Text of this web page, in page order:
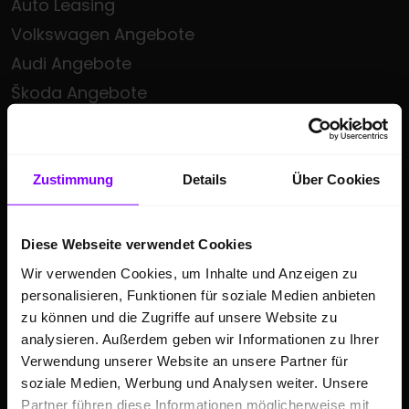
Zustimmung Details Über Cookies
Diese Webseite verwendet Cookies
Wir verwenden Cookies, um Inhalte und Anzeigen zu
personalisieren, Funktionen für soziale Medien anbieten
zu können und die Zugriffe auf unsere Website zu
analysieren. Außerdem geben wir Informationen zu Ihrer
Verwendung unserer Website an unsere Partner für
soziale Medien, Werbung und Analysen weiter. Unsere
Partner führen diese Informationen möglicherweise mit
Auto Leasing
Volkswagen Angebote
Audi Angebote
Škoda Angebote
Volkswagen Nutzfahrzeuge Angebote
Hülpert kauft Ihr Auto
Sonderzielgruppen Angebote
E-Mobilität
Gebrauchtwagen
Saisonale Sonderangebote
Kleinwagen
SUV